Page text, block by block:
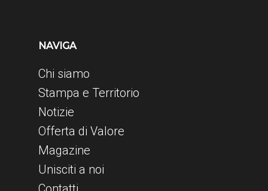
NAVIGA
Chi siamo
Stampa e Territorio
Notizie
Offerta di Valore
Magazine
Unisciti a noi